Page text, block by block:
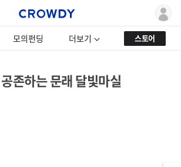
모의펀딩 더보기 스토어
존하는 문래 달빛마실